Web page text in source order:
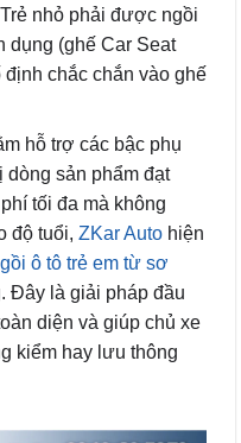
Trẻ nhỏ phải được ngồi
dụng (ghế Car Seat
chắc chắn vào ghế
hỗ trợ các bậc phụ
dòng sản phẩm đạt
tối đa mà không
độ tuổi, ZKar Autohiện
ô tô trẻ em từ sơ
Đây là giải pháp đầu
diện và giúp chủ xe
kiểm hay lưu thông